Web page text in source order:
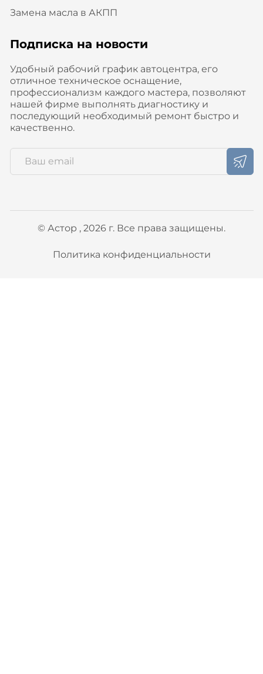
Замена масла в АКПП
Подписка на новости
Удобный рабочий график автоцентра, его
отличное техническое оснащение,
профессионализм каждого мастера, позволяют
нашей фирме выполнять диагностику и
последующий необходимый ремонт быстро и
качественно.
© Астор , 2026 г. Все права защищены.
Политика конфиденциальности